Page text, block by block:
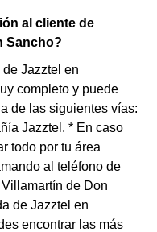
al cliente de
Sancho?
Jazztel en
completo y puede
de las siguientes vías:
Jazztel. * En caso
todo por tu área
al teléfono de
de Don
de Jazztel en
encontrar las más